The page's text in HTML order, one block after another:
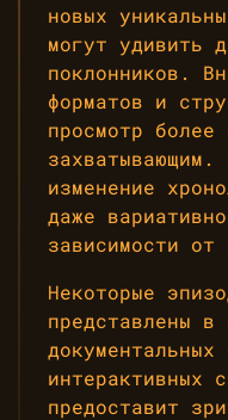
новых
могут удивить
поклонников.
форматов и
просмотр более
захватывающим.
изменение
даже
зависимости от
Некоторые
представлены в
интерактивных
предоставит